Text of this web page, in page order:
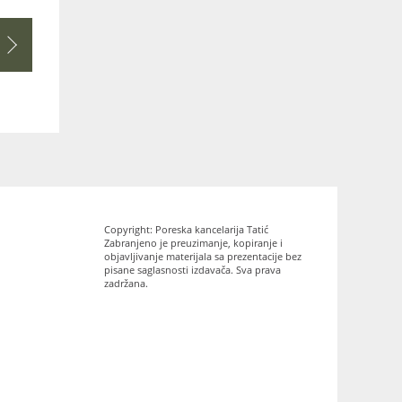
Copyright: Poreska kancelarija Tatić
Zabranjeno je preuzimanje, kopiranje i
objavljivanje materijala sa prezentacije bez
pisane saglasnosti izdavača. Sva prava
zadržana.